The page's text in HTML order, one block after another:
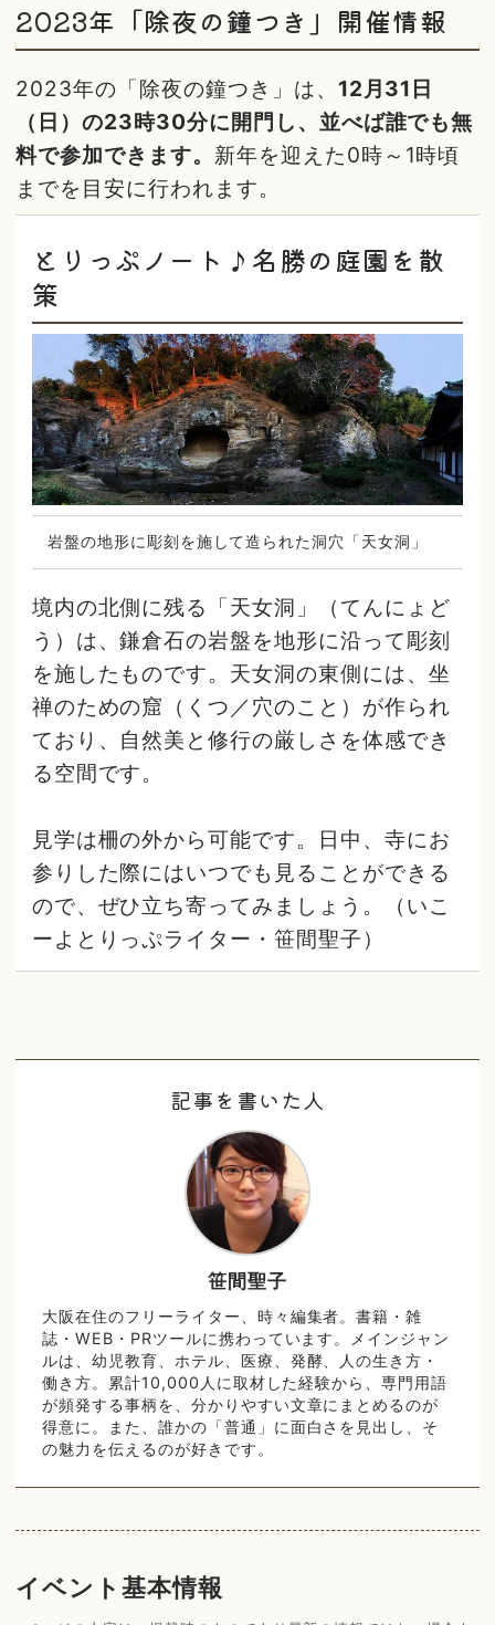
2023年「除夜の鐘つき」開催情報
2023年の「除夜の鐘つき」は、 12月31日
（日）の23時30分に開門し、並べば誰でも無
料で参加できます。 新年を迎えた0時～1時頃
までを目安に行われます。
とりっぷノート♪名勝の庭園を散
策
岩盤の地形に彫刻を施して造られた洞穴「天女洞」
境内の北側に残る「天女洞」（てんにょど
う）は、鎌倉石の岩盤を地形に沿って彫刻
を施したものです。天女洞の東側には、坐
禅のための窟（くつ／穴のこと）が作られ
ており、自然美と修行の厳しさを体感でき
る空間です。
見学は柵の外から可能です。日中、寺にお
参りした際にはいつでも見ることができる
ので、ぜひ立ち寄ってみましょう。（いこ
ーよとりっぷライター・笹間聖子）
記事を書いた人
笹間聖子
大阪在住のフリーライター、時々編集者。書籍・雑
誌・WEB・PRツールに携わっています。メインジャン
ルは、幼児教育、ホテル、医療、発酵、人の生き方・
働き方。累計10,000人に取材した経験から、専門用語
が頻発する事柄を、分かりやすい文章にまとめるのが
得意に。また、誰かの「普通」に面白さを見出し、そ
の魅力を伝えるのが好きです。
イベント基本情報